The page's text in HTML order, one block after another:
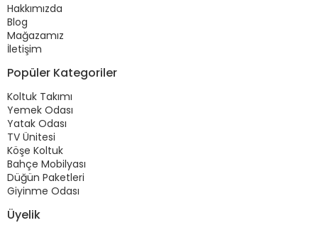
Hakkımızda
Blog
Mağazamız
İletişim
Popüler Kategoriler
Koltuk Takımı
Yemek Odası
Yatak Odası
TV Ünitesi
Köşe Koltuk
Bahçe Mobilyası
Düğün Paketleri
Giyinme Odası
Üyelik